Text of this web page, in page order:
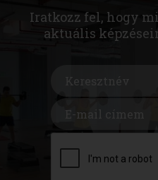
Iratkozz fel, hogy
aktuális